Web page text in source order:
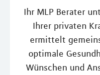
Ihr MLP Berater
Ihrer privaten
ermittelt
optimale
Wünschen und